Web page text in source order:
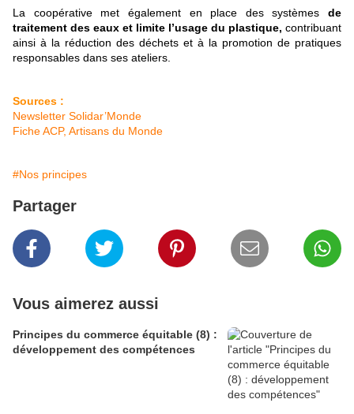
La coopérative met également en place des systèmes de
traitement des eaux et limite l’usage du plastique, contribuant
ainsi à la réduction des déchets et à la promotion de pratiques
responsables dans ses ateliers.
Sources :
Newsletter Solidar’Monde
Fiche ACP, Artisans du Monde
#Nos principes
Partager
Vous aimerez aussi
Principes du commerce équitable (8) :
développement des compétences